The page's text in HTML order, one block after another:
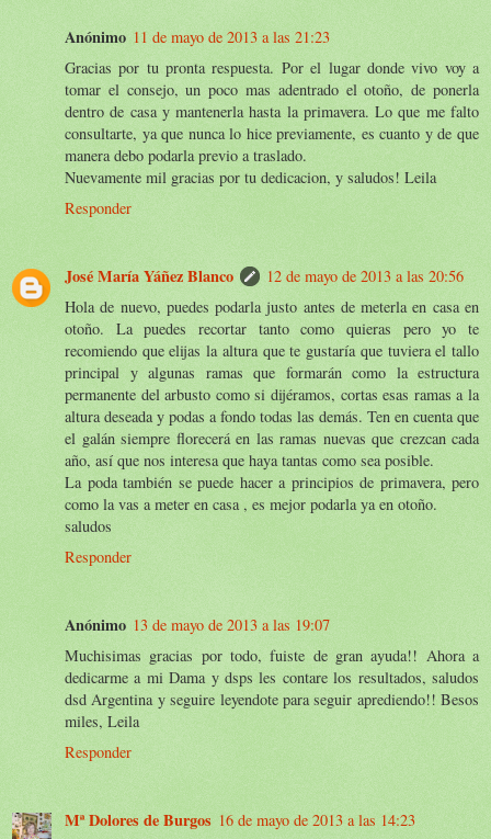
Anónimo 11 de mayo de 2013 a las 21:23
Gracias por tu pronta respuesta. Por el lugar donde vivo voy a
tomar el consejo, un poco mas adentrado el otoño, de ponerla
dentro de casa y mantenerla hasta la primavera. Lo que me falto
consultarte, ya que nunca lo hice previamente, es cuanto y de que
manera debo podarla previo a traslado.
Nuevamente mil gracias por tu dedicacion, y saludos! Leila
Responder
José María Yáñez Blanco
12 de mayo de 2013 a las 20:56
Hola de nuevo, puedes podarla justo antes de meterla en casa en
otoño. La puedes recortar tanto como quieras pero yo te
recomiendo que elijas la altura que te gustaría que tuviera el tallo
principal y algunas ramas que formarán como la estructura
permanente del arbusto como si dijéramos, cortas esas ramas a la
altura deseada y podas a fondo todas las demás. Ten en cuenta que
el galán siempre florecerá en las ramas nuevas que crezcan cada
año, así que nos interesa que haya tantas como sea posible.
La poda también se puede hacer a principios de primavera, pero
como la vas a meter en casa , es mejor podarla ya en otoño.
saludos
Responder
Anónimo 13 de mayo de 2013 a las 19:07
Muchisimas gracias por todo, fuiste de gran ayuda!! Ahora a
dedicarme a mi Dama y dsps les contare los resultados, saludos
dsd Argentina y seguire leyendote para seguir aprediendo!! Besos
miles, Leila
Responder
Mª Dolores de Burgos 16 de mayo de 2013 a las 14:23